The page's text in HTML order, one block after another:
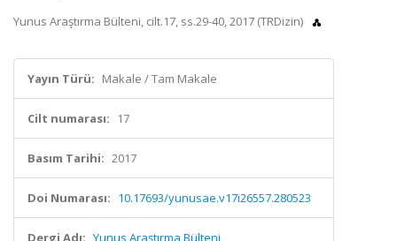
Yunus Araştırma Bülteni, cilt.17, ss.29-40, 2017 (TRDizin)
Yayın Türü: Makale / Tam Makale
Cilt numarası: 17
Basım Tarihi: 2017
Doi Numarası: 10.17693/yunusae.v17i26557.280523
Dergi Adı: Yunus Araştırma Bülteni